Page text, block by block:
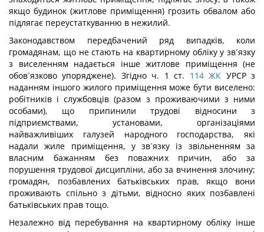
якщо будинок (житлове приміщення) грозить обвалом або
підлягає переустаткуванню в нежилий.
Законодавством передбачений ряд випадків, коли
громадянам, що не стають на квартирному обліку у зв´язку
з виселенням надається інше житлове приміщення (не
обов´язково упоряджене). Згідно ч. 1 ст. 114ЖК УРСР з
наданням іншого жилого приміщення може бути виселено:
робітників і службовців (разом з проживаючими з ними
особами), що припинили трудові відносини з
підприємствами, установами, організаціями
найважливіших галузей народного господарства, які
надали жиле приміщення, у зв´язку із звільненням за
власним бажанням без поважних причин, або за
порушення трудової дисципліни, або за вчинення злочину;
громадян, позбавлених батьківських прав, якщо вони
проживають спільно з дітьми, відносно яких позбавлені
батьківських прав тощо.
Незалежно від перебування на квартирному обліку інше